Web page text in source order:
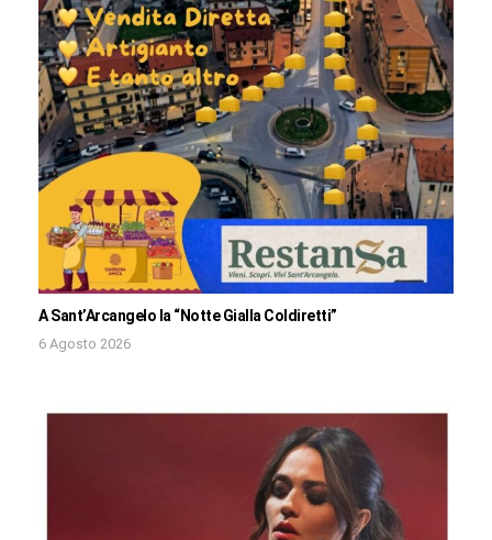
A Sant’Arcangelo la “Notte Gialla Coldiretti”
6 Agosto 2026